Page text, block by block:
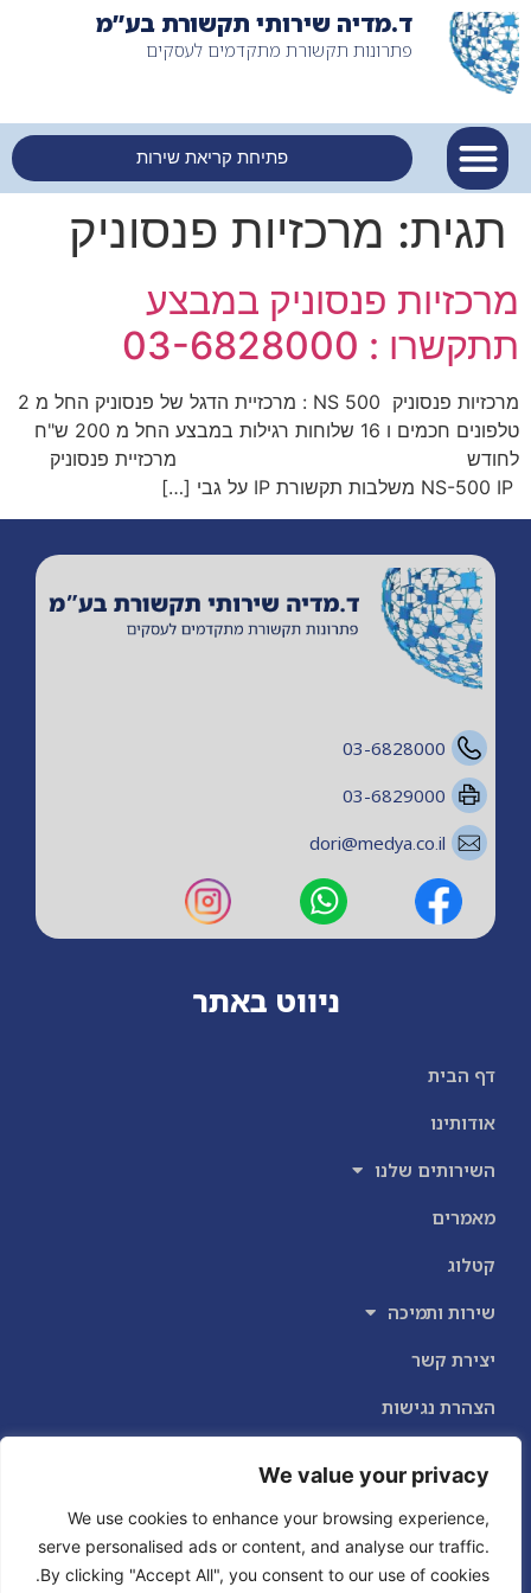
We value your privacy
We use cookies to enhance your browsing experience,
serve personalised ads or content, and analyse our traffic.
By clicking "Accept All", you consent to our use of cookies.
ד.מדיה שירותי תקשורת בע”מ
פתרונות תקשורת מתקדמים לעסקים
פתיחת קריאת שירות
תגית: מרכזיות פנסוניק
מרכזיות פנסוניק במבצע
תתקשרו : 03-6828000
מרכזיות פנסוניק NS 500 : מרכזיית הדגל של פנסוניק החל מ 2
טלפונים חכמים ו 16 שלוחות רגילות במבצע החל מ 200 ש"ח
לחודש מרכזיית פנסוניק
03-6828000
03-6829000
dori@medya.co.il
ניווט באתר
דף הבית
אודותינו
השירותים שלנו
מאמרים
קטלוג
שירות ותמיכה
יצירת קשר
הצהרת נגישות
הפתרונות שלנו
מצלמות אבטחה
מערכת קול סנטר